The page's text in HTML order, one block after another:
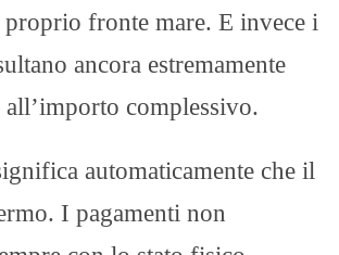
proprio fronte mare. E invece i
ancora estremamente
all’importo complessivo.
automaticamente che il
I pagamenti non